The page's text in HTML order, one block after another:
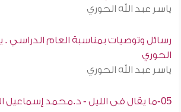
ياسر عبد الله الحوري
رسائل وتوصيات بمناسبة العام الدراسي .
الحوري
ياسر عبد الله الحوري
05-ما يقال فى الليل - د.محمد إسماعيل المقدم